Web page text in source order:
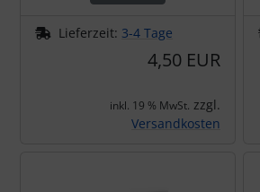
Lieferzeit: 3-4 Tage
4,50 EUR
inkl. 19 % MwSt. zzgl.
Versandkosten